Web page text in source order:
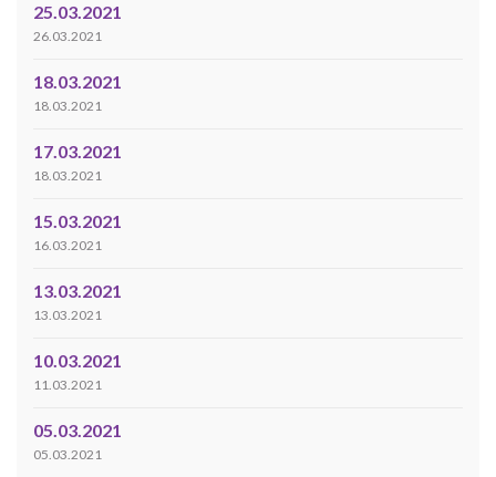
25.03.2021
26.03.2021
18.03.2021
18.03.2021
17.03.2021
18.03.2021
15.03.2021
16.03.2021
13.03.2021
13.03.2021
10.03.2021
11.03.2021
05.03.2021
05.03.2021